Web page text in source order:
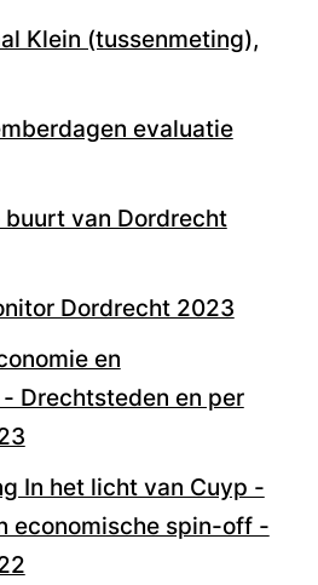
Klein (tussenmeting),
evaluatie
buurt van Dordrecht
Dordrecht 2023
en
Drechtsteden en per
In het licht van Cuyp -
economische spin-off -